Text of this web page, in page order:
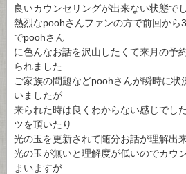
良いカウンセリングが出来ない状態で
熱烈なpoohさんファンの方で前回から
でpoohさん
に色んなお話を沢山したくて来月の予
られました
ご家族の問題などpoohさんが瞬時に状
いましたが
来られた時は良くわからない感じでし
ツを頂いたり
光の玉を更新されて随分お話が理解出
光の玉が無いと理解度が低いのでカウ
まいますが